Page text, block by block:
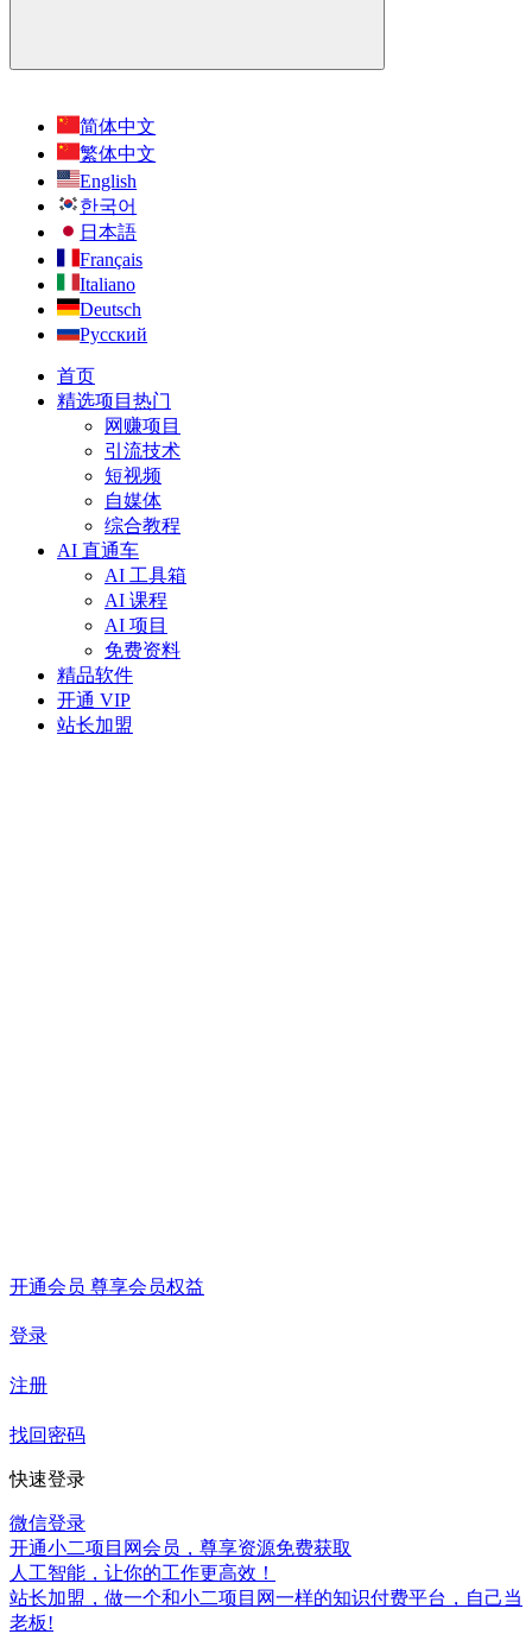
简体中文
繁体中文
English
한국어
日本語
Français
Italiano
Deutsch
Русский
首页
精选项目 热门
网赚项目
引流技术
短视频
自媒体
综合教程
AI 直通车
AI 工具箱
AI 课程
AI 项目
免费资料
精品软件
开通 VIP
站长加盟
开通会员 尊享会员权益
登录
注册
找回密码
快速登录
微信登录
开通小二项目网会员，尊享资源免费获取
人工智能，让你的工作更高效！
站长加盟，做一个和小二项目网一样的知识付费平台，自己当
老板!